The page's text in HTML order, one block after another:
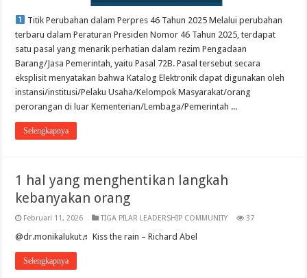
Titik Perubahan dalam Perpres 46 Tahun 2025 Melalui perubahan
terbaru dalam Peraturan Presiden Nomor 46 Tahun 2025, terdapat
satu pasal yang menarik perhatian dalam rezim Pengadaan
Barang/Jasa Pemerintah, yaitu Pasal 72B. Pasal tersebut secara
eksplisit menyatakan bahwa Katalog Elektronik dapat digunakan oleh
instansi/institusi/Pelaku Usaha/Kelompok Masyarakat/orang
perorangan di luar Kementerian/Lembaga/Pemerintah ...
Selengkapnya
1 hal yang menghentikan langkah
kebanyakan orang
Februari 11, 2026 TIGA PILAR LEADERSHIP COMMUNITY 37
@dr.monikalukut♬ Kiss the rain – Richard Abel
Selengkapnya